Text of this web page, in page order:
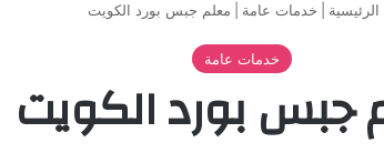
الرئيسية خدمات عامة معلم جبس بورد الكويت
خدمات عامة
جبس بورد الكويت